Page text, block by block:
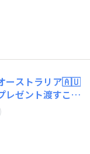
ーストラリア🇦🇺
レゼント渡すこと
ラッチアートと
嬉しかったで